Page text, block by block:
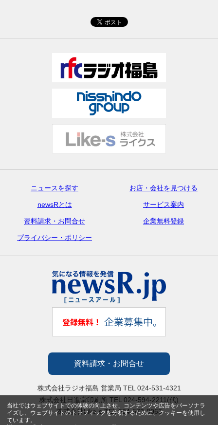
ニュースを探す お店・会社を見つける
newsRとは サービス案内
資料請求・お問合せ 企業無料登録
プライバシー・ポリシー
資料請求・お問合せ
株式会社ラジオ福島 営業局 TEL 024-531-4321
株式会社日進堂印刷所 TEL 024-594-2211(代)
株式会社Like-s TEL 024-573-8063
当社ではウェブサイトでの体験の向上させ、コンテンツや広告をパーソナラ
イズし、ウェブサイトのトラフィックを分析するために、クッキーを使用し
ています。